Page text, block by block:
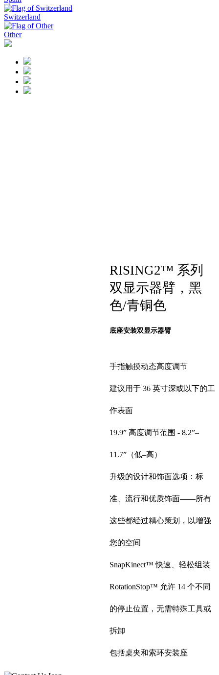
Switzerland
Other
RISING2™ 系列
双显示器臂，黑
色/青铜色
底座安装双显示器臂
手指触摸动态高度调节
建议用于 36 英寸深或以下的工
作表面
19.9” 高度调节范围 - 8.2”–
11.7”（低–高）
升级的设计和饰面选项：标
准、流行和优质饰面——所有
这些都经过精心策划，以增强
您的空间
SnapKinect™ 快速、轻松组装
RotationStop™ 允许 14 个不同
的停止位置，无需特殊工具或
拆卸
包括桌夹和索环安装座